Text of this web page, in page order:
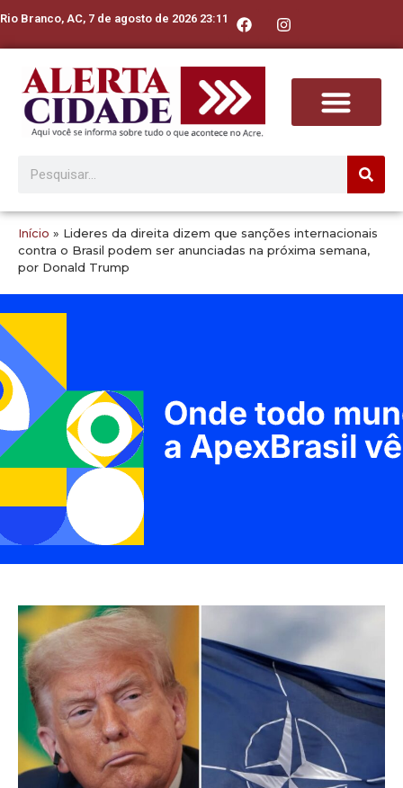
Rio Branco, AC, 7 de agosto de 2026 23:11
Início » Lideres da direita dizem que sanções internacionais
contra o Brasil podem ser anunciadas na próxima semana,
por Donald Trump